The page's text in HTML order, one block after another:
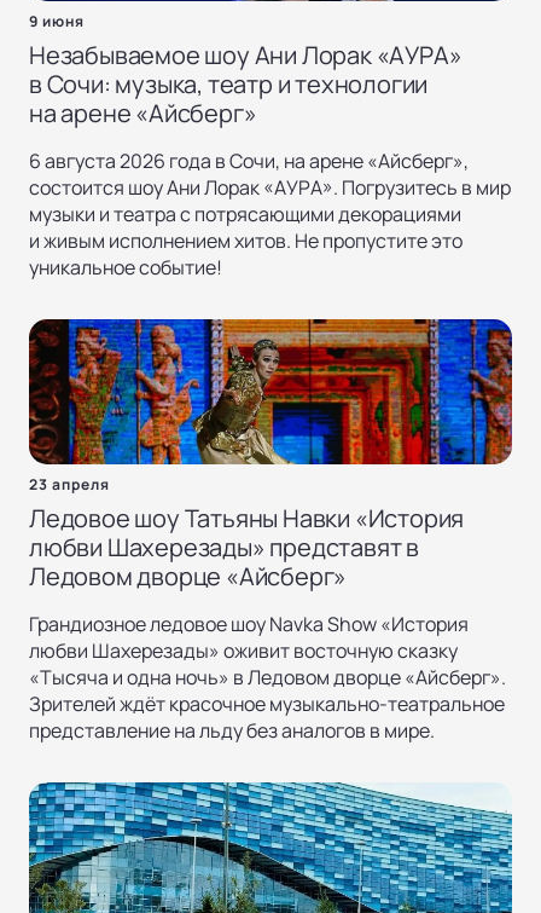
9 июня
Незабываемое шоу Ани Лорак «АУРА»
в Сочи: музыка, театр и технологии
на арене «Айсберг»
6 августа 2026 года в Сочи, на арене «Айсберг»,
состоится шоу Ани Лорак «АУРА». Погрузитесь в мир
музыки и театра с потрясающими декорациями
и живым исполнением хитов. Не пропустите это
уникальное событие!
23 апреля
Ледовое шоу Татьяны Навки «История
любви Шахерезады» представят в
Ледовом дворце «Айсберг»
Грандиозное ледовое шоу Navka Show «История
любви Шахерезады» оживит восточную сказку
«Тысяча и одна ночь» в Ледовом дворце «Айсберг».
Зрителей ждёт красочное музыкально-театральное
представление на льду без аналогов в мире.